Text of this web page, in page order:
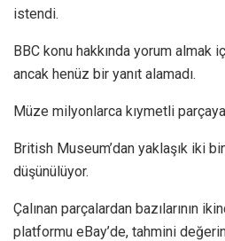
istendi.
BBC konu hakkında yorum almak
ancak henüz bir yanıt alamadı.
Müze milyonlarca kıymetli
British Museum’dan yaklaşık iki bin
düşünülüyor.
Çalınan parçalardan bazılarının
platformu eBay’de, tahmini